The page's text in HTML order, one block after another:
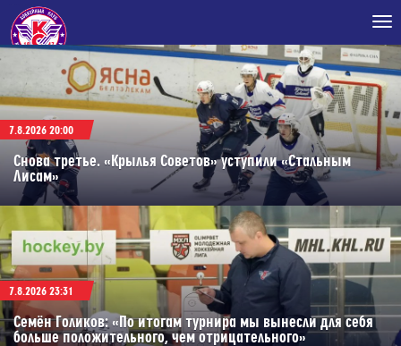
7.8.2026 20:00
Снова третье. «Крылья Советов» уступили «Стальным
Лисам»
7.8.2026 23:31
Семён Голиков: «По итогам турнира мы вынесли для себя
больше положительного, чем отрицательного»